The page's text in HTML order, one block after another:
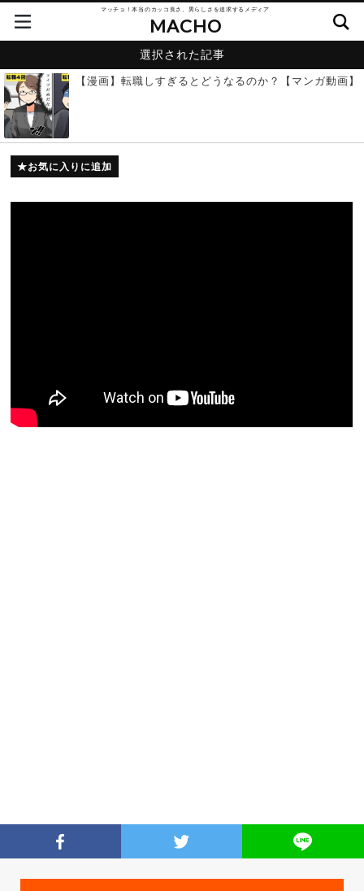
マッチョ！本当のカッコ良さ、男らしさを追求するメディア
MACHO
選択された記事
【漫画】転職しすぎるとどうなるのか？【マンガ動画】
お気に入りに追加